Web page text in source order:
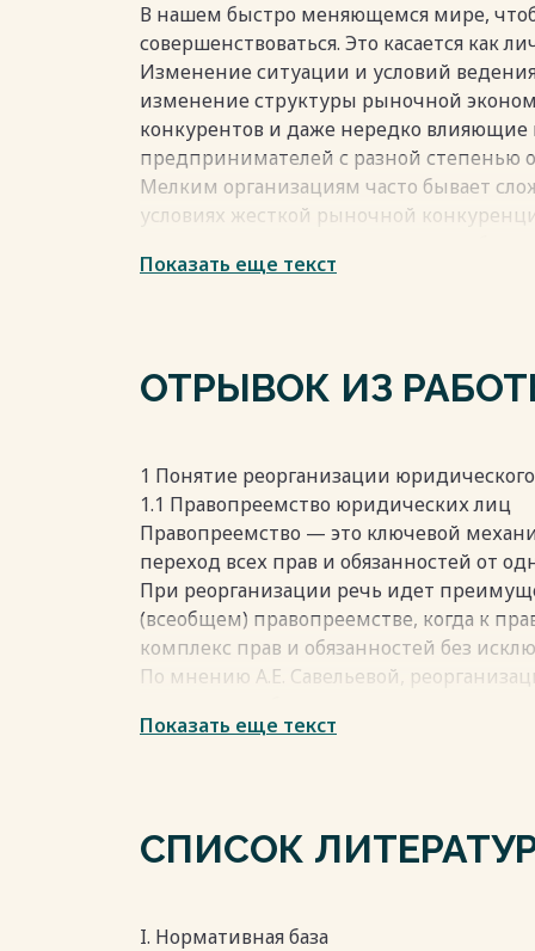
В нашем быстро меняющемся мире,
совершенствоваться. Это касается как
Изменение ситуации и условий
изменение структуры рыночной
конкурентов и даже нередко
предпринимателей с разной степенью
Мелким организациям часто бывает
условиях жесткой рыночной
работы. Одним из таких путей является
Показать еще текст
ОТРЫВОК ИЗ
1 Понятие реорганизации
1.1 Правопреемство юридических лиц
Правопреемство — это ключевой
переход всех прав и обязанностей от
При реорганизации речь идет
(всеобщем) правопреемстве, когда к
комплекс прав и обязанностей без
По мнению А.Е. Савельевой,
.
обязанности реорганизуемой
Показать еще текст
СПИСОК
I. Нормативная база